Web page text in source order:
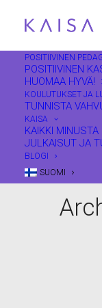
POSITIIVINEN
POSITIIVINEN
HUOMAA HYVÄ!
KOULUTUKSET JA
TUNNISTA
KAISA
KAIKKI MINUSTA
JULKAISUT JA
BLOGI
SUOMI